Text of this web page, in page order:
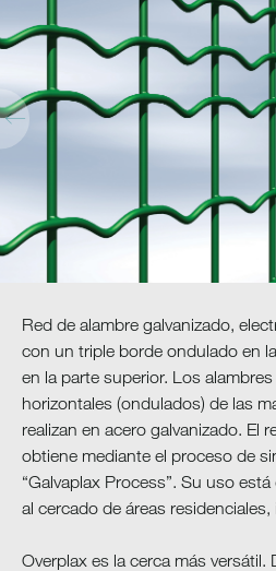
Red de alambre galvanizado,
con un triple borde ondulado en
en la parte superior. Los alambres
horizontales (ondulados) de las
realizan en acero galvanizado. El
obtiene mediante el proceso de
“Galvaplax Process”. Su uso
al cercado de áreas
Overplax es la cerca más versátil.